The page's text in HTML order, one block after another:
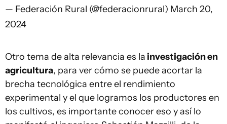
— Federación Rural (@federacionrural) March 20,
2024
Otro tema de alta relevancia es la investigación en
agricultura, para ver cómo se puede acortar la
brecha tecnológica entre el rendimiento
experimental y el que logramos los productores en
los cultivos, es importante conocer eso y así lo